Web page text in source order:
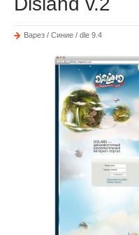
Варез / Синие / dle 9.4